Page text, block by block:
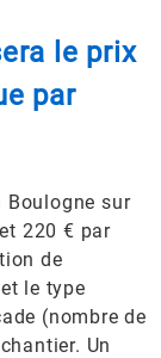
le prix
par
Boulogne sur
220 € par
de
le type
(nombre de
Un